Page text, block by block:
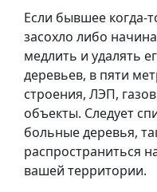
Если бывшее когда-
засохло либо
медлить и удалять
деревьев, в пяти
строения, ЛЭП,
объекты. Следует
больные деревья,
распространиться
вашей территории.